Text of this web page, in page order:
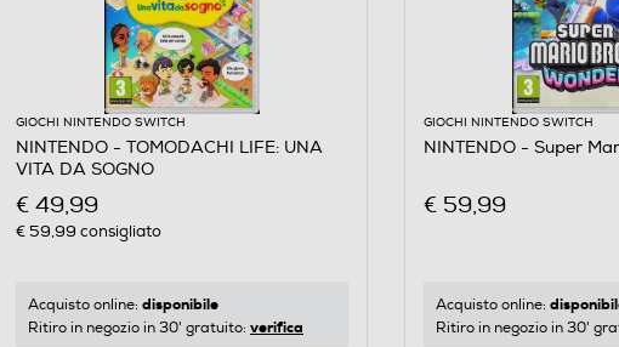
GIOCHI NINTENDO SWITCH
NINTENDO - TOMODACHI LIFE: UNA
VITA DA SOGNO
€ 49,99
€ 59,99 consigliato
Acquisto online: disponibile
Ritiro in negozio in 30' gratuito: verifica
GIOCHI NINTENDO SWITCH
NINTENDO - Super
€ 59,99
Acquisto online:
Ritiro in negozio in 30'